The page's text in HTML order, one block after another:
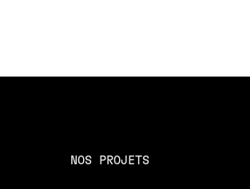
NOS PROJETS